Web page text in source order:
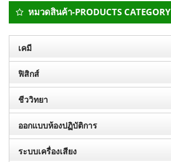
Secondary
Sidebar
หมวดสินค้า-PRODUCTS CATEGORY
เคมี
ฟิสิกส์
ชีววิทยา
ออกแบบห้องปฏิบัติการ
ระบบเครื่องเสียง